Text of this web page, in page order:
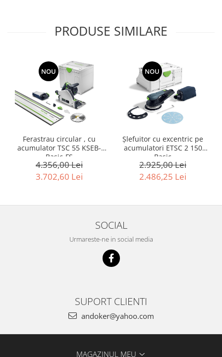
PRODUSE SIMILARE
NOU
Ferastrau circular , cu
acumulator TSC 55 KSEB-
Basic-FS
4.356,00 Lei
3.702,60 Lei
NOU
Şlefuitor cu excentric pe
acumulatori ETSC 2 150
Basic
2.925,00 Lei
2.486,25 Lei
SOCIAL
Urmareste-ne in social media
SUPORT CLIENTI
andoker@yahoo.com
MAGAZINUL MEU